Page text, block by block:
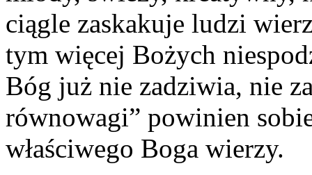
ciągle zaskakuje ludzi
tym więcej Bożych
Bóg już nie zadziwia, nie
równowagi” powinien
właściwego Boga wierzy.